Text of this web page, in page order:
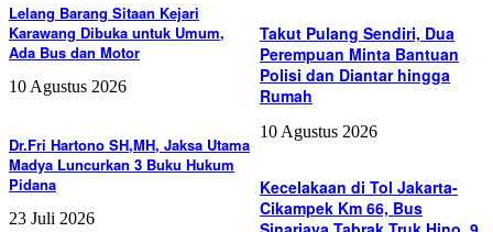
Lelang Barang Sitaan Kejari
Karawang Dibuka untuk Umum,
Ada Bus dan Motor
10 Agustus 2026
Dr.Fri Hartono SH,MH, Jaksa Utama
Madya Luncurkan 3 Buku Hukum
Pidana
23 Juli 2026
Takut Pulang Sendiri, Dua
Perempuan Minta Bantuan
Polisi dan Diantar hingga
Rumah
10 Agustus 2026
Kecelakaan di Tol Jakarta-
Cikampek Km 66, Bus